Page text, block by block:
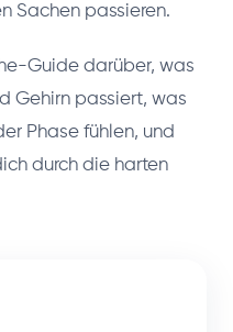
Sachen passieren.
Guide darüber, was
Gehirn passiert, was
Phase fühlen, und
durch die harten